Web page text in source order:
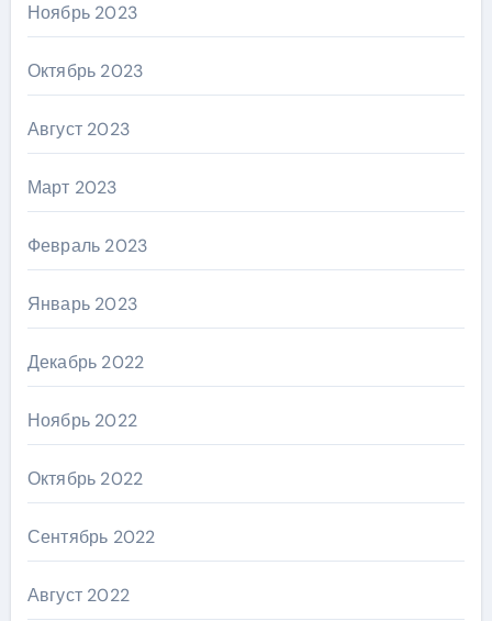
Ноябрь 2023
Октябрь 2023
Август 2023
Март 2023
Февраль 2023
Январь 2023
Декабрь 2022
Ноябрь 2022
Октябрь 2022
Сентябрь 2022
Август 2022